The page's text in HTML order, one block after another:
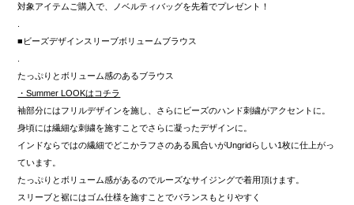
対象アイテムご購入で、ノベルティバッグを先着でプレゼント！
■ビーズデザインスリーブボリュームブラウス
たっぷりとボリューム感のあるブラウス
・Summer LOOKはコチラ
袖部分にはフリルデザインを施し、さらにビーズのハンド刺繍がアクセントに。
身頃には繊細な刺繍を施すことでさらに凝ったデザインに。
インドならではの繊細でどこかラフさのある風合いがUngridらしい1枚に仕上がっ
ています。
たっぷりとボリューム感があるのでルーズなサイジングで着用頂けます。
スリーブと裾にはゴム仕様を施すことでバランスもとりやすく